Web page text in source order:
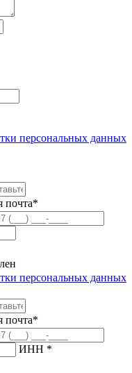
персональных данных
почта*
персональных данных
почта*
ИНН *